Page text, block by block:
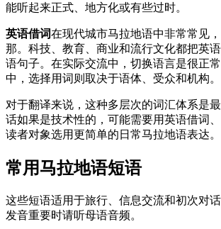
能听起来正式、地方化或有些过时。
英语借词在现代城市马拉地语中非常常见
那。科技、教育、商业和流行文化都把英
语句子。在实际交流中，切换语言是很正
中，选择用词则取决于语体、受众和机构。
对于翻译来说，这种多层次的词汇体系是
话如果是技术性的，可能需要用英语借词
读者对象选用更简单的日常马拉地语表达。
常用马拉地语短语
这些短语适用于旅行、信息交流和初次对
发音重要时请听母语音频。